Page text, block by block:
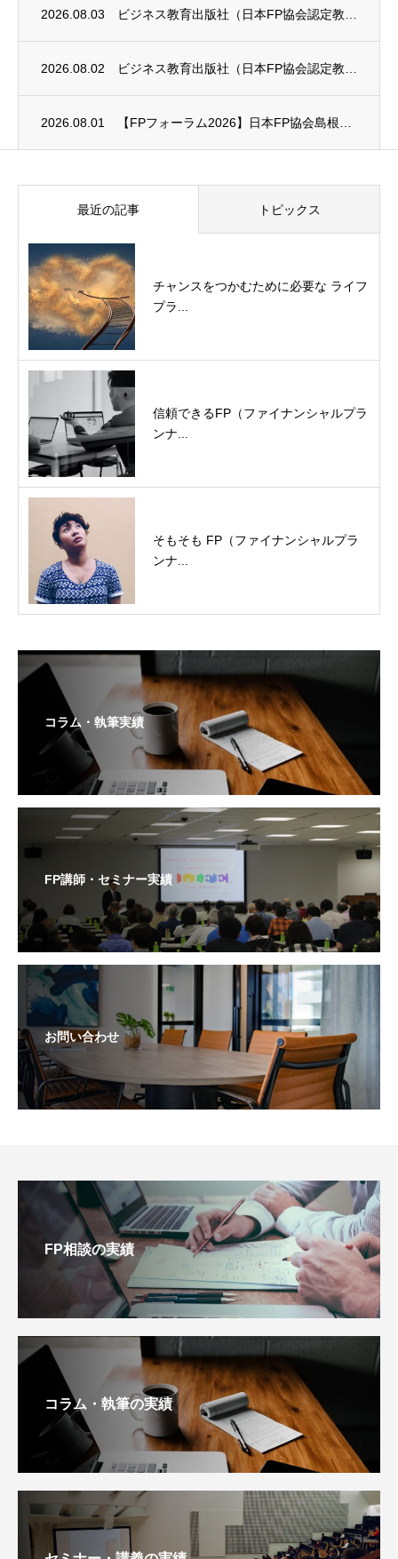
2026.08.03
2026.08.02
2026.08.01
最近の記事 トピックス
チャンスをつかむために必要な ライフ
プラ...
信頼できるFP（ファイナンシャルプラ
ンナ...
そもそも FP（ファイナンシャルプラ
ンナ...
コラム・執筆実績
FP講師・セミナー実績
お問い合わせ
FP相談の実績
コラム・執筆の実績